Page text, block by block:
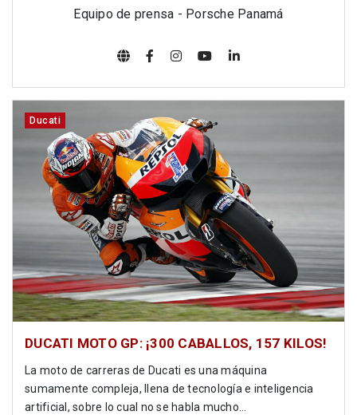
Equipo de prensa - Porsche Panamá
Ducati
DUCATI MOTO GP: ¡300 CABALLOS, 157 KILOS!
La moto de carreras de Ducati es una máquina
sumamente compleja, llena de tecnología e inteligencia
artificial, sobre lo cual no se habla mucho...